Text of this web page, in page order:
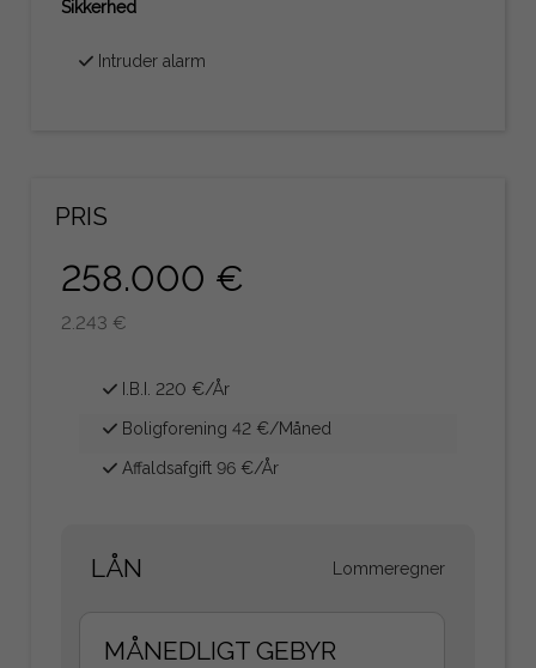
Sikkerhed
Intruder alarm
PRIS
258.000 €
2.243 €
I.B.I. 220 €/År
Boligforening 42 €/Måned
Affaldsafgift 96 €/År
LÅN Lommeregner
MÅNEDLIGT GEBYR